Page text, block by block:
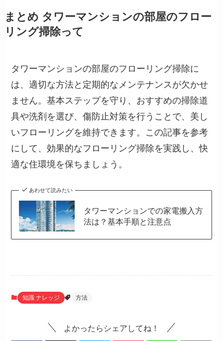
まとめ タワーマンションの部屋のフロー
リング掃除って
タワーマンションの部屋のフローリング掃除に
は、適切な方法と定期的なメンテナンスが欠かせ
ません。基本ステップを守り、おすすめの掃除道
具や洗剤を選び、傷防止対策を行うことで、美し
いフローリングを維持できます。この記事を参考
にして、効果的なフローリング掃除を実践し、快
適な住環境を保ちましょう。
あわせて読みたい
タワーマンションでの家電搬入方
法は？基本手順と注意点
知識 ナレッジ 方法
よかったらシェアしてね！